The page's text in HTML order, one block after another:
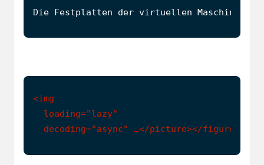
<img
  loading="lazy"
  decoding="async" …</picture></figure></p>